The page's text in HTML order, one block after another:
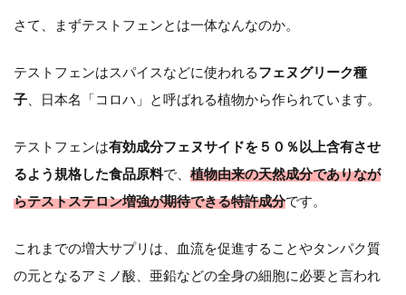
さて、まずテストフェンとは一体なんなのか。
テストフェンはスパイスなどに使われるフェヌグリーク種
子 、日本名「コロハ」と呼ばれる植物から作られています。
テストフェンは有効成分フェヌサイドを５０％以上含有させ
るよう規格した食品原料で、 植物由来の天然成分でありなが
らテストステロン増強が期待できる特許成分です。
これまでの増大サプリは、血流を促進することやタンパク質
の元となるアミノ酸、亜鉛などの全身の細胞に必要と言われ